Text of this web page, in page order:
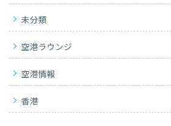
未分類
空港ラウンジ
空港情報
香港